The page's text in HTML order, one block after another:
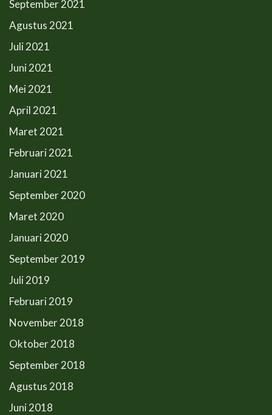
September 2021
Agustus 2021
Juli 2021
Juni 2021
Mei 2021
April 2021
Maret 2021
Februari 2021
Januari 2021
September 2020
Maret 2020
Januari 2020
September 2019
Juli 2019
Februari 2019
November 2018
Oktober 2018
September 2018
Agustus 2018
Juni 2018